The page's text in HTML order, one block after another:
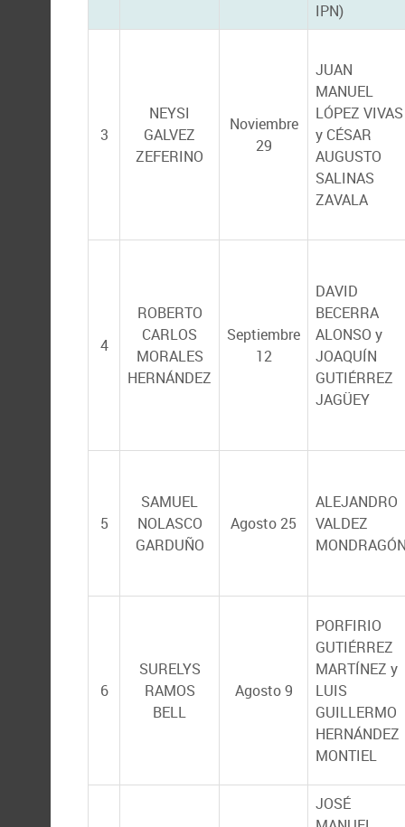
IPN)
3
NEYSI
GALVEZ
ZEFERINO
Noviembre
29
JUAN
MANUEL
LÓPEZ VIVAS
y CÉSAR
AUGUSTO
SALINAS
ZAVALA
4
ROBERTO
CARLOS
MORALES
HERNÁNDEZ
Septiembre
12
DAVID
BECERRA
ALONSO y
JOAQUÍN
GUTIÉRREZ
JAGÜEY
5
SAMUEL
NOLASCO
GARDUÑO
Agosto 25
ALEJANDRO
VALDEZ
6
SURELYS
RAMOS
BELL
Agosto 9
PORFIRIO
GUTIÉRREZ
MARTÍNEZ y
LUIS
GUILLERMO
HERNÁNDEZ
MONTIEL
JOSÉ